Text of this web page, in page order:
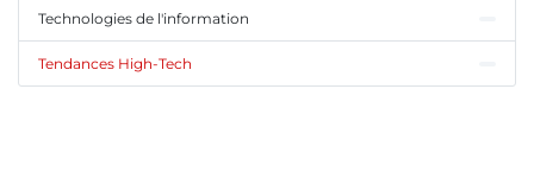
Technologies de l'information
Tendances High-Tech